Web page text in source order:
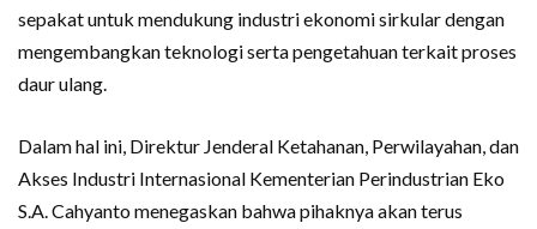
sepakat untuk mendukung industri ekonomi sirkular dengan
mengembangkan teknologi serta pengetahuan terkait proses
daur ulang.
Dalam hal ini, Direktur Jenderal Ketahanan, Perwilayahan, dan
Akses Industri Internasional Kementerian Perindustrian Eko
S.A. Cahyanto menegaskan bahwa pihaknya akan terus